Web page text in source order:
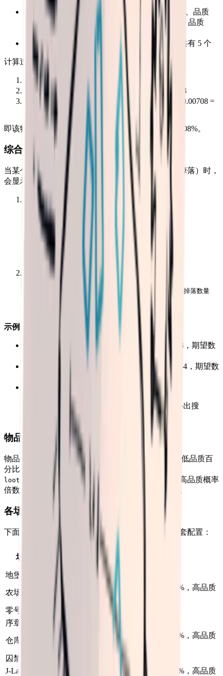
品质配置：品质 1(权重 250)、品质 2(权重 150)、品质
3(权重 80)、品质 4(权重 30)、品质 5(权重 10)、品质
6(权重 3)
匹配物品：Equipment 标签且品质为 1 的物品共有 5 个
计算过程：
标签总权重 = 2 + 8 + 4 + 3 + 10 = 27
品质总权重 = 250 + 150 + 80 + 30 + 10 + 3 = 523
随机掉落概率 = (2 / 27) × (250 / 523) × (1 / 5) ≈ 0.00708 =
0.708%
即该物品在这个战利品箱中的随机掉落概率约为 0.708%。
综合期望数量计算公式
当某个物品在战利品箱中只有随机掉落（没有固定掉落）时，
会显示综合期望数量。计算公式如下：
单个随机掉落的期望数量 ：
期望数量 = 随机掉落概率 × 平均数量
其中最小数量和最大数量来自战利品箱配置的
randomCount （随机物品数量范围）。
综合期望数量
即所有随机掉落的期望数量的平均值。
示例
战利品箱 A：随机掉落概率 0.1，数量范围 1-3，期望数
量 = 0.1 × (1+3)/2 = 0.2
战利品箱 B：随机掉落概率 0.05，数量范围 2-4，期望数
：游戏内战利品箱数量充足的情况下，外出搜
刮一次也是大概率可以获取到此物品的。
物品品质影响
物品品质由 lootBoxQualityLowPercent
（战利品箱低品质百
分比）控制，这个值是从
lootBoxHighQualityChanceMultiplier
（战利品箱高品质概率
倍数）算出来的。倍率越高，出好东西的概率越大。
各场景掉落倍率配置
下面是各场景的实测数据，注意所有难度共用同一套配置：
场景
物品数
高品质概
地堡
农场镇
物品数量倍率 +10%，高品质
概率倍率 +10%
零号区
标准倍率
序章
标准倍率
仓库区
物品数量倍率 +10%，高品质
概率倍率 +5%
囚禁之所
标准倍率
J-Lab实验
物品数量倍率 +15%，高品质